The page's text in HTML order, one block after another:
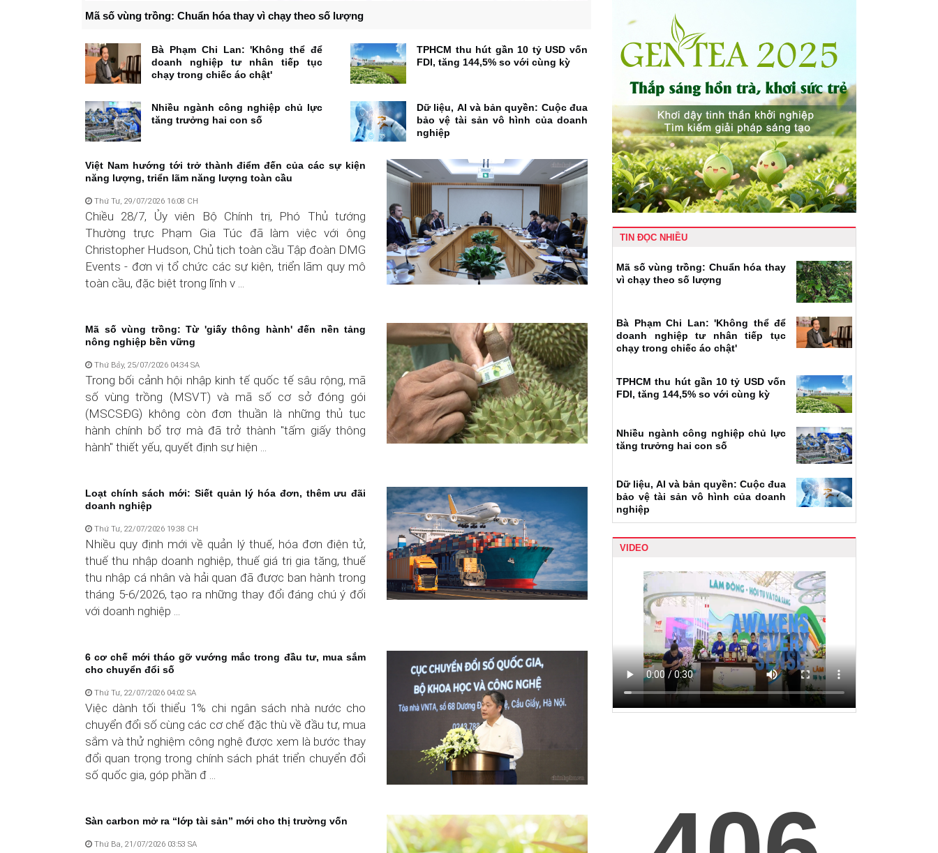
Mã số vùng trồng: Chuẩn hóa thay vì chạy theo số lượng
Bà Phạm Chi Lan: 'Không thể để
doanh nghiệp tư nhân tiếp tục
chạy trong chiếc áo chật'
TPHCM thu hút gần 10 tỷ USD vốn
FDI, tăng 144,5% so với cùng kỳ
Nhiều ngành công nghiệp chủ lực
tăng trưởng hai con số
Dữ liệu, AI và bản quyền: Cuộc đua
bảo vệ tài sản vô hình của doanh
nghiệp
Việt Nam hướng tới trở thành điểm đến của các sự kiện
năng lượng, triển lãm năng lượng toàn cầu
Thứ Tư, 29/07/2026 16:08 CH
Chiều 28/7, Ủy viên Bộ Chính trị, Phó Thủ tướng
Thường trực Phạm Gia Túc đã làm việc với ông
Christopher Hudson, Chủ tịch toàn cầu Tập đoàn DMG
Events - đơn vị tổ chức các sự kiện, triển lãm quy mô
toàn cầu, đặc biệt trong lĩnh v ...
Mã số vùng trồng: Từ 'giấy thông hành' đến nền tảng
nông nghiệp bền vững
Thứ Bảy, 25/07/2026 04:34 SA
Trong bối cảnh hội nhập kinh tế quốc tế sâu rộng, mã
số vùng trồng (MSVT) và mã số cơ sở đóng gói
(MSCSĐG) không còn đơn thuần là những thủ tục
hành chính bổ trợ mà đã trở thành "tấm giấy thông
hành" thiết yếu, quyết định sự hiện ...
Loạt chính sách mới: Siết quản lý hóa đơn, thêm ưu đãi
doanh nghiệp
Thứ Tư, 22/07/2026 19:38 CH
Nhiều quy định mới về quản lý thuế, hóa đơn điện tử,
thuế thu nhập doanh nghiệp, thuế giá trị gia tăng, thuế
thu nhập cá nhân và hải quan đã được ban hành trong
tháng 5-6/2026, tạo ra những thay đổi đáng chú ý đối
với doanh nghiệp ...
6 cơ chế mới tháo gỡ vướng mắc trong đầu tư, mua sắm
cho chuyển đổi số
Thứ Tư, 22/07/2026 04:02 SA
Việc dành tối thiểu 1% chi ngân sách nhà nước cho
chuyển đổi số cùng các cơ chế đặc thù về đầu tư, mua
sắm và thử nghiệm công nghệ được xem là bước thay
đổi quan trọng trong chính sách phát triển chuyển đổi
số quốc gia, góp phần đ ...
Sàn carbon mở ra “lớp tài sản” mới cho thị trường vốn
Thứ Ba, 21/07/2026 03:53 SA
TIN ĐỌC NHIỀU
Mã số vùng trồng: Chuẩn hóa thay
vì chạy theo số lượng
Bà Phạm Chi Lan: 'Không thể để
doanh nghiệp tư nhân tiếp tục
chạy trong chiếc áo chật'
TPHCM thu hút gần 10 tỷ USD vốn
FDI, tăng 144,5% so với cùng kỳ
Nhiều ngành công nghiệp chủ lực
tăng trưởng hai con số
Dữ liệu, AI và bản quyền: Cuộc đua
bảo vệ tài sản vô hình của doanh
nghiệp
VIDEO